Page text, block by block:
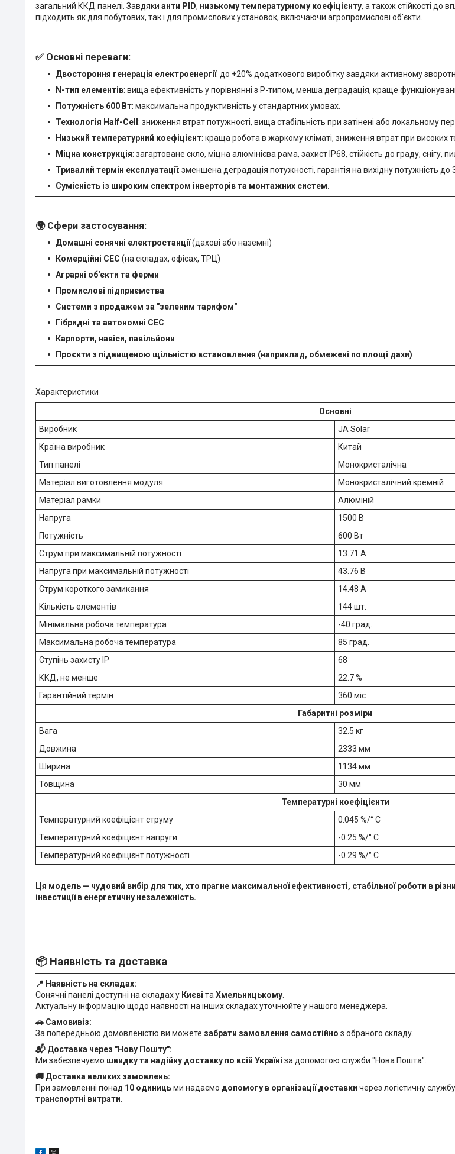
загальний ККД панелі. Завдяки анти PID, низькому температурному коефіцієнту, а також стійкості до
підходить як для побутових, так і для промислових установок, включаючи агропромислові об'єкти.
✅ Основні переваги:
Двостороння генерація електроенергії: до +20% додаткового виробітку завдяки активному
N-тип елементів: вища ефективність у порівнянні з P-типом, менша деградація, краще
Потужність 600 Вт: максимальна продуктивність у стандартних умовах.
Технологія Half-Cell: зниження втрат потужності, вища стабільність при затінені або локальному
Низький температурний коефіцієнт: краща робота в жаркому кліматі, зниження втрат при високих
Міцна конструкція: загартоване скло, міцна алюмінієва рама, захист IP68, стійкість до граду, снігу,
Тривалий термін експлуатації: зменшена деградація потужності, гарантія на вихідну потужність до
Сумісність із широким спектром інверторів та монтажних систем.
🌍 Сфери застосування:
Домашні сонячні електростанції(дахові або наземні)
Комерційні СЕС (на складах, офісах, ТРЦ)
Аграрні об'єкти та ферми
Промислові підприємства
Системи з продажем за "зеленим тарифом"
Гібридні та автономні СЕС
Карпорти, навіси, павільйони
Проєкти з підвищеною щільністю встановлення (наприклад, обмежені по площі дахи)
Характеристики
Основні
Виробник
JA Solar
Країна виробник
Китай
Тип панелі
Монокристалічна
Матеріал виготовлення модуля
Монокристалічний кремній
Матеріал рамки
Алюміній
Напруга
1500 В
Потужність
600 Вт
Струм при максимальній потужності
13.71 А
Напруга при максимальній потужності
43.76 В
Струм короткого замикання
14.48 А
Кількість елементів
144 шт.
Мінімальна робоча температура
-40 град.
Максимальна робоча температура
85 град.
Ступінь захисту IP
68
ККД, не менше
22.7 %
Гарантійний термін
360 міс
Габаритні розміри
Вага
32.5 кг
Довжина
2333 мм
Ширина
1134 мм
Товщина
30 мм
Температурні коефіцієнти
Температурний коефіцієнт струму
0.045 %/° С
Температурний коефіцієнт напруги
-0.25 %/° С
Температурний коефіцієнт потужності
-0.29 %/° С
Ця модель — чудовий вибір для тих, хто прагне максимальної ефективності, стабільної роботи в
інвестиції в енергетичну незалежність.
📦 Наявність та доставка
📍 Наявність на складах:
Сонячні панелі доступні на складах у Києві та Хмельницькому
Актуальну інформацію щодо наявності на інших складах уточнюйте у нашого менеджера.
🚗 Самовивіз:
За попередньою домовленістю ви можете забрати замовлення самостійно з обраного складу.
📬 Доставка через "Нову Пошту":
Ми забезпечуємо швидку та надійну доставку по всій Україні за допомогою служби "Нова Пошта".
🚚 Доставка великих замовлень:
При замовленні понад 10 одиницьми надаємо допомогу в організації доставки через логістичну
транспортні витрати